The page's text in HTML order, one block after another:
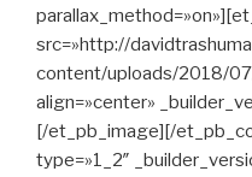
src=»http://
content/uploads/2018/
align=»center»
[/et_pb_image][/
type=»1_2″